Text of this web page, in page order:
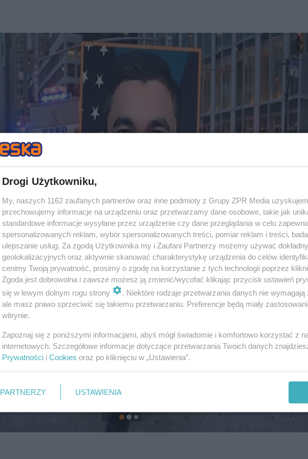
Drogi Użytkowniku,
My, naszych 1162 zaufanych partnerów oraz inne podmioty z Grupy ZPR Media
przechowujemy informacje na urządzeniu oraz przetwarzamy dane osobowe, takie jak
standardowe informacje wysyłane przez urządzenie czy dane przeglądania w celu
spersonalizowanych reklam, wybór spersonalizowanych treści, pomiar reklam i treści,
ulepszanie usług. Za zgodą Użytkownika my i Zaufani Partnerzy możemy używać
geolokalizacyjnych oraz aktywnie skanować charakterystykę urządzenia do celów
cenimy Twoją prywatność, prosimy o zgodę na korzystanie z tych technologii poprzez
Zgoda jest dobrowolna i zawsze możesz ją zmienić/wycofać klikając przycisk ustawień
się w lewym dolnym rogu strony
. Niektóre rodzaje przetwarzania danych nie
ale masz prawo sprzeciwić się takiemu przetwarzaniu. Preferencje będą miały
witrynie.
Zapoznaj się z poniższymi informacjami, abyś mógł świadomie i komfortowo korzystać z
internetowych. Szczegółowe informacje dotyczące przetwarzania Twoich danych
Prywatności i Cookies oraz po kliknięciu w „Ustawienia”.
PARTNERZY USTAWIENIA